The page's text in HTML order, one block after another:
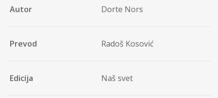
Autor Dorte Nors
Prevod Radoš Kosović
Edicija Naš svet